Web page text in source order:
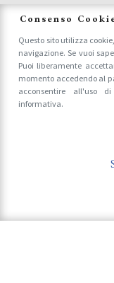
Consenso
Questo sito utilizza
navigazione. Se vuoi
Puoi liberamente
momento accedendo al
acconsentire all'uso
informativa.